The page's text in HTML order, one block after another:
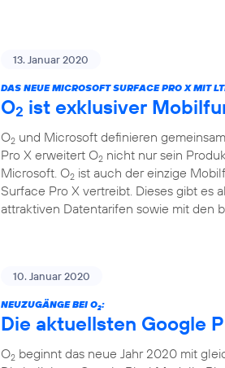
13. Januar 2020
DAS NEUE MICROSOFT SURFACE PRO X MIT
O2 ist exklusiver
O2 und Microsoft definieren
Pro X erweitert O2 nicht nur sein
Microsoft. O2 ist auch der einzige
Surface Pro X vertreibt. Dieses gibt es
attraktiven Datentarifen sowie mit den
10. Januar 2020
NEUZUGÄNGE BEI O2:
Die aktuellsten Google
O2 beginnt das neue Jahr 2020 mit